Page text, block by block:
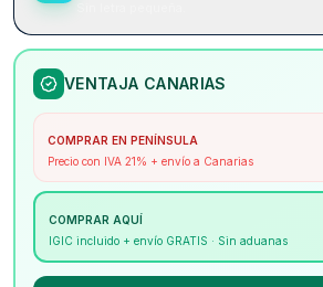
VENTAJA CANARIAS
COMPRAR EN PENÍNSULA
Precio con IVA 21% + envío a Canarias
COMPRAR AQUÍ
IGIC incluido + envío GRATIS · Sin aduanas